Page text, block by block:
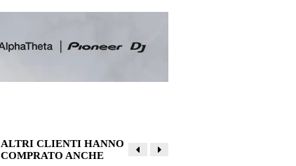
ALTRI CLIENTI HANNO
COMPRATO ANCHE